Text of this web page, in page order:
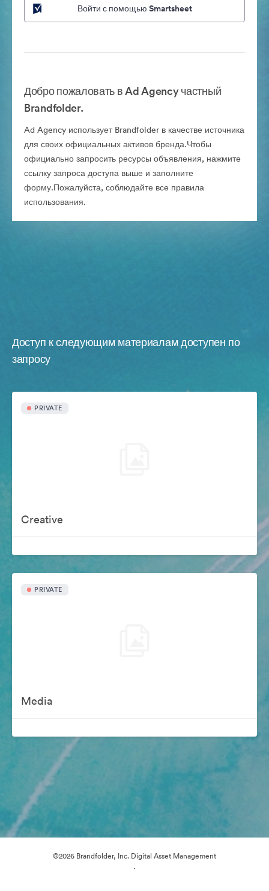
Войти с помощью Smartsheet
Добро пожаловать в Ad Agency частный
Brandfolder.
Ad Agency использует Brandfolder в качестве источника
для своих официальных активов бренда.Чтобы
официально запросить ресурсы объявления, нажмите
ссылку запроса доступа выше и заполните
форму.Пожалуйста, соблюдайте все правила
использования.
Доступ к следующим материалам доступен по
запросу
PRIVATE
Creative
PRIVATE
Media
©2026 Brandfolder, Inc. Digital Asset Management
·